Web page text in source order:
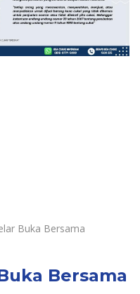
Buka Bersama
Bersama